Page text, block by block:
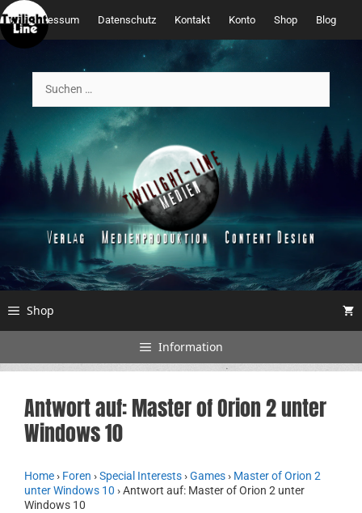
Zum
Inhalt
springen
Impressum Datenschutz Kontakt Konto Shop Blog
nach:
Shop
Information
Antwort auf: Master of Orion 2 unter
Windows 10
Home› Foren ›Special Interests›Games› Master of Orion 2
unter Windows 10 ›Antwort auf: Master of Orion 2 unter
Windows 10